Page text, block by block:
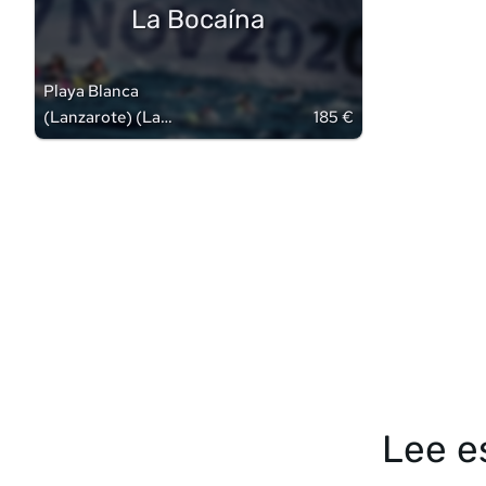
La Bocaína
Playa Blanca
(Lanzarote)(Las
Palmas)
185 €
Lee